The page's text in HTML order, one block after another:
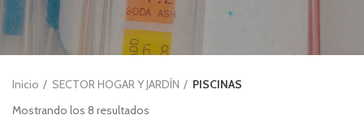
Inicio SECTOR HOGAR Y JARDÍN
PISCINAS
Mostrando los 8 resultados